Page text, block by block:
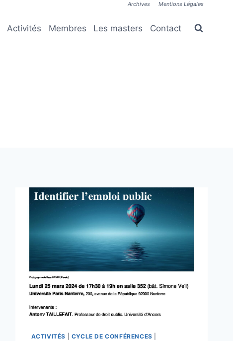
Archives Mentions Légales
Activités Membres Les masters Contact
ACTIVITÉS CYCLE DE CONFÉRENCES